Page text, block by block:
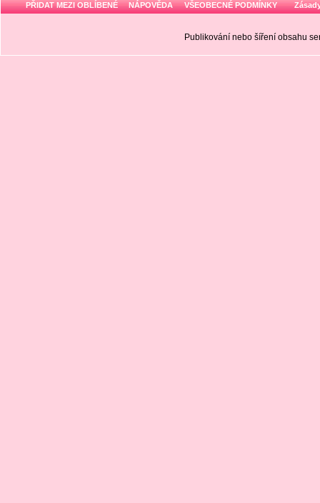
PŘIDAT MEZI OBLÍBENÉ NÁPOVĚDA VŠEOBECNÉ PODMÍNKY
Publikování nebo šíření obsahu